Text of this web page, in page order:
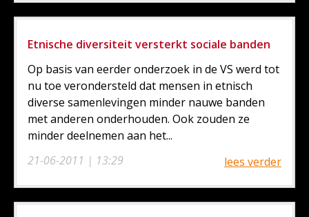
Etnische diversiteit versterkt sociale banden
21-06-2011 | 13:29
Op basis van eerder onderzoek in de VS werd tot
nu toe verondersteld dat mensen in etnisch
diverse samenlevingen minder nauwe banden
met anderen onderhouden. Ook zouden ze
minder deelnemen aan het...
lees verder